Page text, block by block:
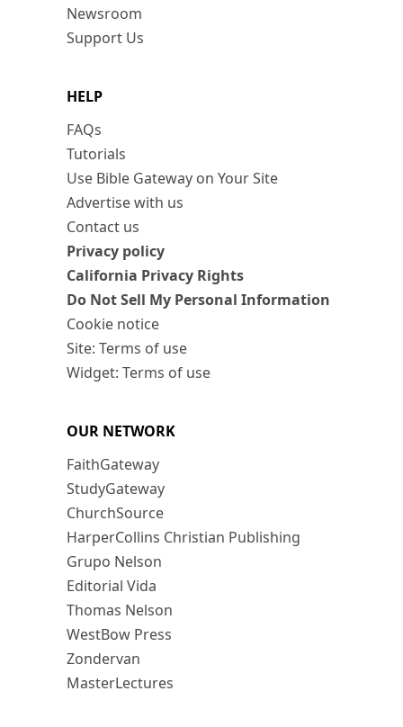
Newsroom
Support Us
HELP
FAQs
Tutorials
Use Bible Gateway on Your Site
Advertise with us
Contact us
Privacy policy
California Privacy Rights
Do Not Sell My Personal Information
Cookie notice
Site: Terms of use
Widget: Terms of use
OUR NETWORK
FaithGateway
StudyGateway
ChurchSource
HarperCollins Christian Publishing
Grupo Nelson
Editorial Vida
Thomas Nelson
WestBow Press
Zondervan
MasterLectures